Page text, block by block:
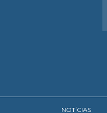
NOTÍCIAS